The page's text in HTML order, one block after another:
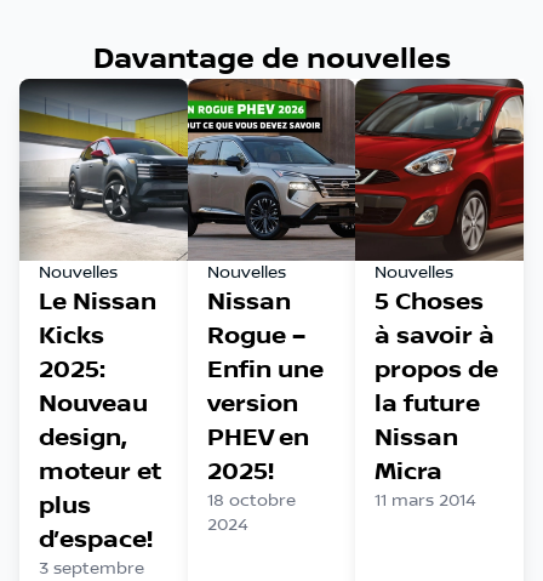
Davantage de nouvelles
Nouvelles
Le Nissan
Kicks
2025:
Nouveau
design,
moteur et
plus
d’espace!
3 septembre
Nouvelles
Nissan
Rogue –
Enfin une
version
PHEV en
2025!
18 octobre
2024
Nouvelles
5 Choses
à savoir à
propos de
la future
Nissan
Micra
11 mars 2014